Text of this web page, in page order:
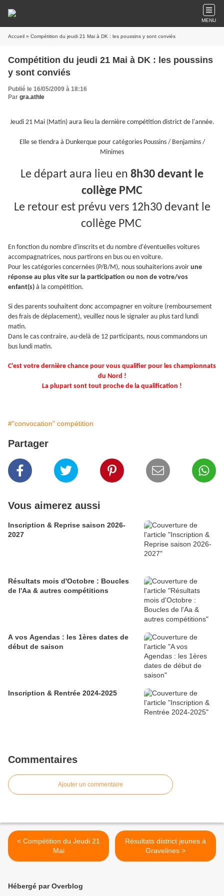
MENU
Accueil » Compétition du jeudi 21 Mai à DK : les poussins y sont conviés
Compétition du jeudi 21 Mai à DK : les poussins
y sont conviés
Publié le 16/05/2009 à 18:16
Par gra.athle
Jeudi 21 Mai (Matin) aura lieu la dernière compétition district de l'année.
Elle se tiendra à Dunkerque pour catégories Poussins / Benjamins /
Minimes
Le départ aura lieu en 8h30 devant le
collège PMC
Le retour est prévu vers 12h30 devant le
collège PMC
En fonction du nombre d'inscrits et du nombre d'éventuelles voitures
accompagnatrices, nous partirons en bus ou en voiture.
Pour les catégories concernées (P/B/M), nous souhaiterions avoir une
réponse au plus vite sur la participation ou non de votre/vos
enfant(s) à la compétition.
Si des parents souhaitent donc accompagner en voiture (remboursement
des frais de déplacement), veuillez nous le signaler au plus tard lundi
matin.
Dans le cas contraire, au-delà de 12 participants, nous commandons un
bus lundi matin.
C'est votre dernière chance pour vous qualifier pour les championnats
du Nord !
La plupart sont tout proche de la qualification !
#"convocation" compétition
Partager
Vous aimerez aussi
Inscription & Reprise saison 2026-
2027
Résultats mois d'Octobre : Boucles
de l'Aa & autres compétitions
A vos Agendas : les 1ères dates de
début de saison
Inscription & Rentrée 2024-2025
Commentaires
Ajouter un commentaire
< Compétition du Jeudi 21
Mai
Résultats district jeunes à
Gravelines >
Hébergé par Overblog